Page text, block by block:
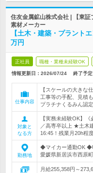
住友金属鉱山株式会社 | 【東
素材メーカー
【土木・建築・プラント
万円
正社員 職種・業種未経験OK
情報更新日：2026/07/24 終了予定
仕事内容
【スケールの大きな
工事等の手配、見積
プラチナくるみん認
対象と
なる方
【実務未経験OK】
／高専卒以上 ★土木
16:45！残業月20h程
勤務地
◆マイカー通勤OK
愛媛県新居浜市西原
月給255,358円～